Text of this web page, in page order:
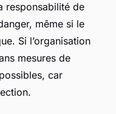
responsabilité de
même si le
Si l’organisation
mesures de
car